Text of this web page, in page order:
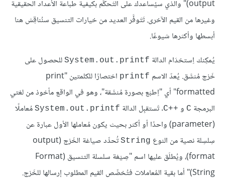
output)" والذي سيُساعدك على التَحكُّم بكيفية طباعة الأعداد الحقيقية
وغيرها من القيم الآخرى. تَتَوفَّر العديد من خيارات التنسيق سنُناقِش هنا
أبسطها وأكثرها شيوعًا.
يُمكِنك اِستخدَام الدالة System.out.printf للحصول على
خَرْج مُنسَّق. يُعدّ الاسم printf
اختصارًا للكلمتين "print
formatted" أي "اِطبَع بصورة مُنسَّقة"، وهو في الواقع مأخوذ من لغتي
البرمجة C و C++‎. تَستقبِل الدالة System.out.printf مُعاملًا
(parameter) واحدًا أو أكثر بحيث يكون مُعاملها الأول عبارة عن
سِلسِلة نصية من النوع String
تُحدِّد صياغة الخَرْج (output
format)، ويُطلَق عليها اسم "صِيْغة سلسلة التنسيق (Format
String)" أما بقية المُعاملات فتُخصِّص القيم المطلوب إرسالها للخَرْج.